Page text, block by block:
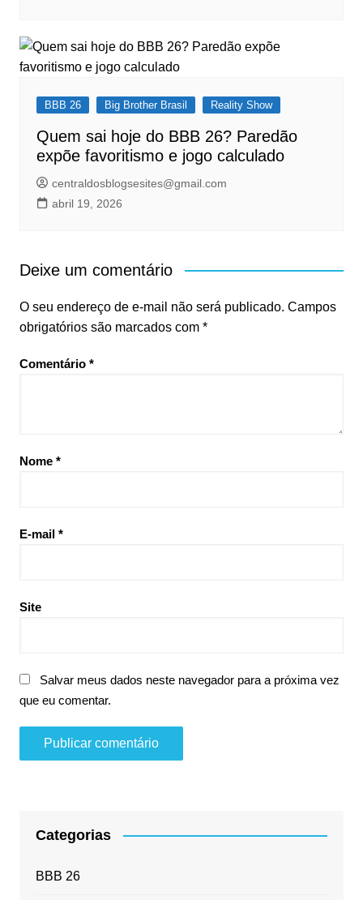
BBB 26 Big Brother Brasil Reality Show
Quem sai hoje do BBB 26? Paredão
expõe favoritismo e jogo calculado
centraldosblogsesites@gmail.com
abril 19, 2026
Deixe um comentário
O seu endereço de e-mail não será publicado. Campos
obrigatórios são marcados com *
Comentário *
Nome *
E-mail *
Site
Salvar meus dados neste navegador para a próxima vez
que eu comentar.
Categorias
BBB 26